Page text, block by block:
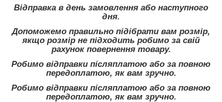
Відправка в день замовлення або наступного
дня.
Допоможемо правильно підібрати вам розмір,
якщо розмір не підходить робимо за свій
рахунок повернення товару.
Робимо відправки післяплатою або за повною
передоплатою, як вам зручно.
Робимо відправки післяплатою або за повною
передоплатою, як вам зручно.